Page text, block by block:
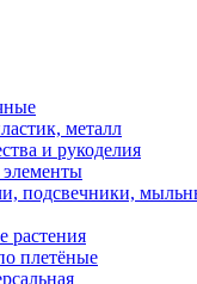
металл
и рукоделия
подсвечники,
растения
плетёные